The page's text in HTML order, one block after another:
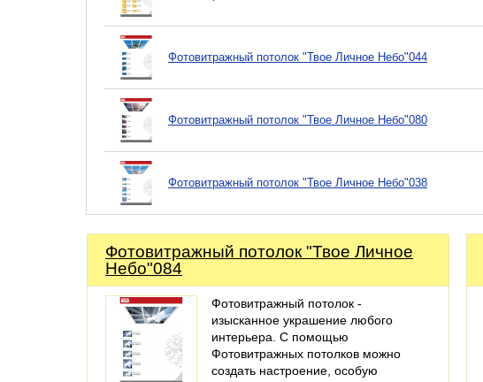
Фотовитражный потолок "Твое Личное Небо"044
Фотовитражный потолок "Твое Личное Небо"080
Фотовитражный потолок "Твое Личное Небо"038
Фотовитражный потолок "Твое Личное
Небо"084
Фотовитражный потолок -
изысканное украшение любого
интерьера. С помощью
Фотовитражных потолков можно
создать настроение, особую